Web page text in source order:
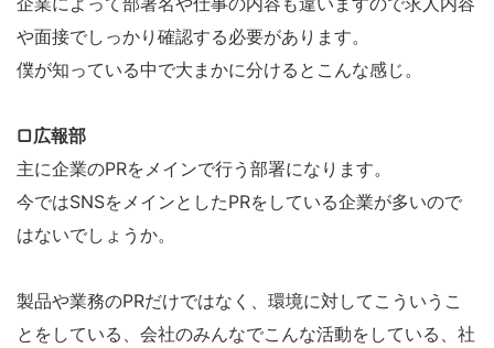
や面接でしっかり確認する必要があります。
僕が知っている中で大まかに分けるとこんな感じ。
▢広報部
主に企業のPRをメインで行う部署になります。
今ではSNSをメインとしたPRをしている企業が多いので
はないでしょうか。
製品や業務のPRだけではなく、環境に対してこういうこ
とをしている、会社のみんなでこんな活動をしている、社